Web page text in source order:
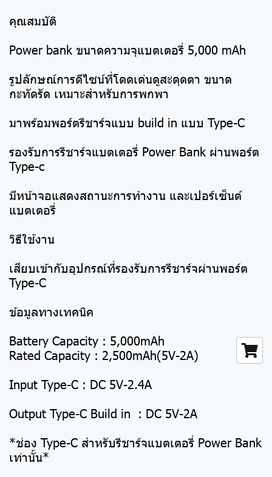
คุณสมบัติ
Power bank ขนาดความจุแบตเตอรี่ 5,000 mAh
รูปลักษณ์การดีไซน์ที่โดดเด่นดูสะดุดตา ขนาด
กะทัดรัด เหมาะสำหรับการพกพา
มาพร้อมพอร์ตรีชาร์จแบบ build in แบบ Type-C
รองรับการรีชาร์จแบตเตอรี่ Power Bank ผ่านพอร์ต
Type-c
มีหน้าจอแสดงสถานะการทำงาน และเปอร์เซ็นต์
แบตเตอรี่
วิธีใช้งาน
เสียบเข้ากับอุปกรณ์ที่รองรับการรีชาร์จผ่านพอร์ต
Type-C
ข้อมูลทางเทคนิค
Battery Capacity : 5,000mAh
Rated Capacity : 2,500mAh(5V-2A)
Input Type-C : DC 5V-2.4A
Output Type-C Build in : DC 5V-2A
*ช่อง Type-C สำหรับรีชาร์จแบตเตอรี่ Power Bank
เท่านั้น*